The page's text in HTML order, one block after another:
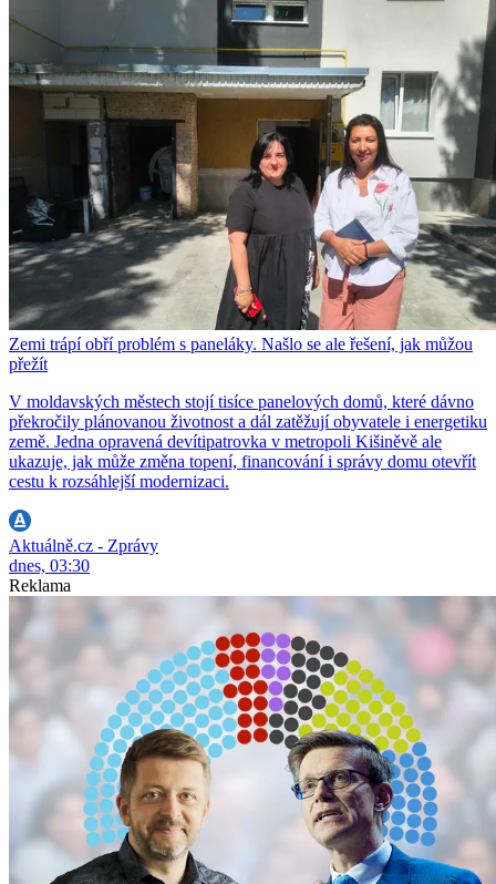
Zemi trápí obří problém s paneláky. Našlo se ale řešení, jak můžou
přežít
V moldavských městech stojí tisíce panelových domů, které dávno
překročily plánovanou životnost a dál zatěžují obyvatele i energetiku
země. Jedna opravená devítipatrovka v metropoli Kišiněvě ale
ukazuje, jak může změna topení, financování i správy domu otevřít
cestu k rozsáhlejší modernizaci.
Aktuálně.cz - Zprávy
dnes, 03:30
Reklama